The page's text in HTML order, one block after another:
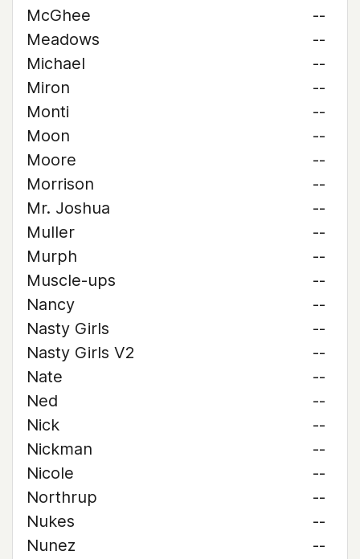
McGhee
--
Meadows
--
Michael
--
Miron
--
Monti
--
Moon
--
Moore
--
Morrison
--
Mr. Joshua
--
Muller
--
Murph
--
Muscle-ups
--
Nancy
--
Nasty Girls
--
Nasty Girls V2
--
Nate
--
Ned
--
Nick
--
Nickman
--
Nicole
--
Northrup
--
Nukes
--
Nunez
--